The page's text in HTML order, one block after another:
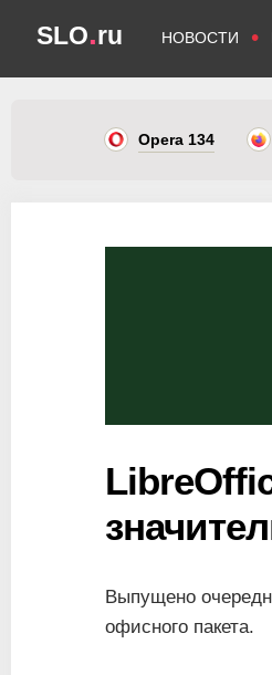
SLO.ru НОВОСТИ •
Opera 134
Выпущено
офисного пакета.